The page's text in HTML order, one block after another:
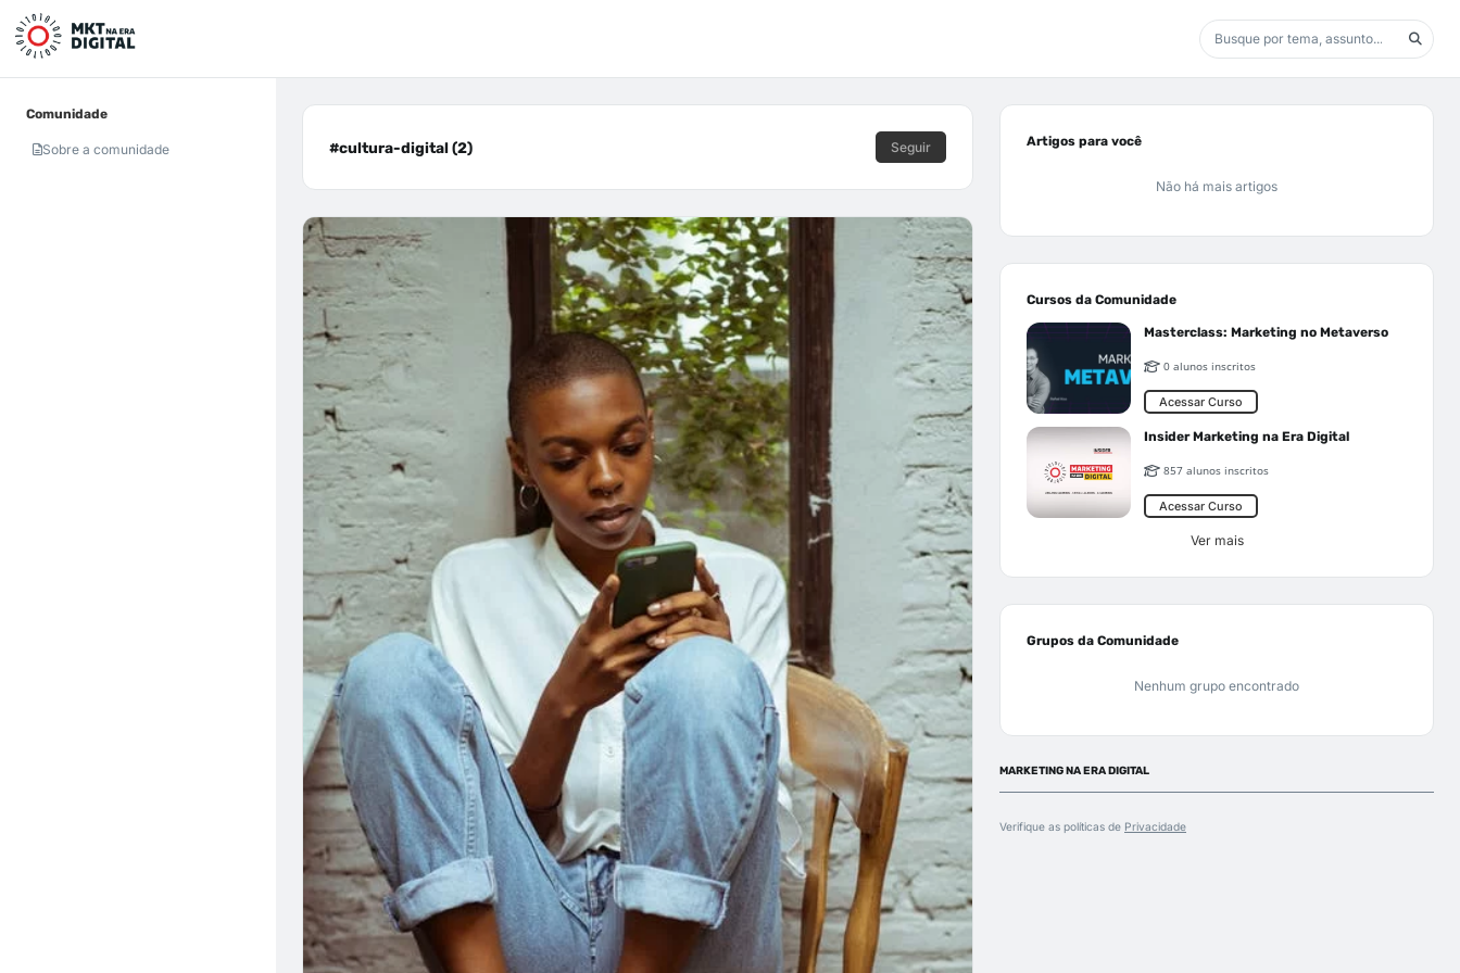
Comunidade
Sobre a comunidade #cultura-digital (2) Seguir Artigos para você
Não há mais artigos
Cursos da Comunidade
Masterclass: Marketing no Metaverso
0 alunos inscritos
Acessar Curso
Insider Marketing na Era Digital
857 alunos inscritos
Acessar Curso
Ver mais
Grupos da Comunidade
Nenhum grupo encontrado
MARKETING NA ERA DIGITAL
Verifique as políticas de Privacidade